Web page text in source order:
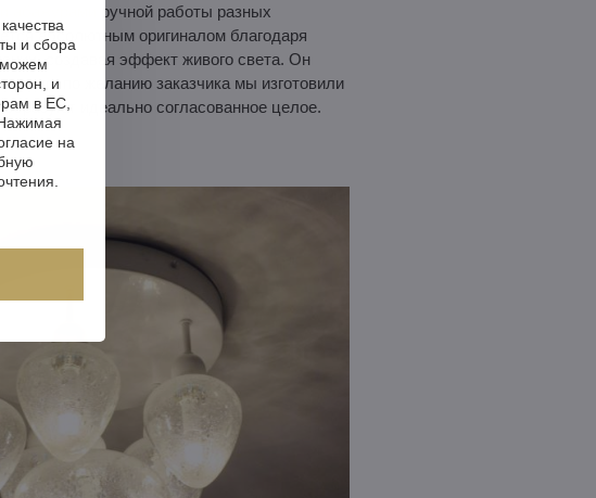
ручной работы разных
абсолютным оригиналом благодаря
создавая эффект живого света. Он
того, по желанию заказчика мы изготовили
идеально согласованное целое.
и сбора
можем
и
в ЕС,
на